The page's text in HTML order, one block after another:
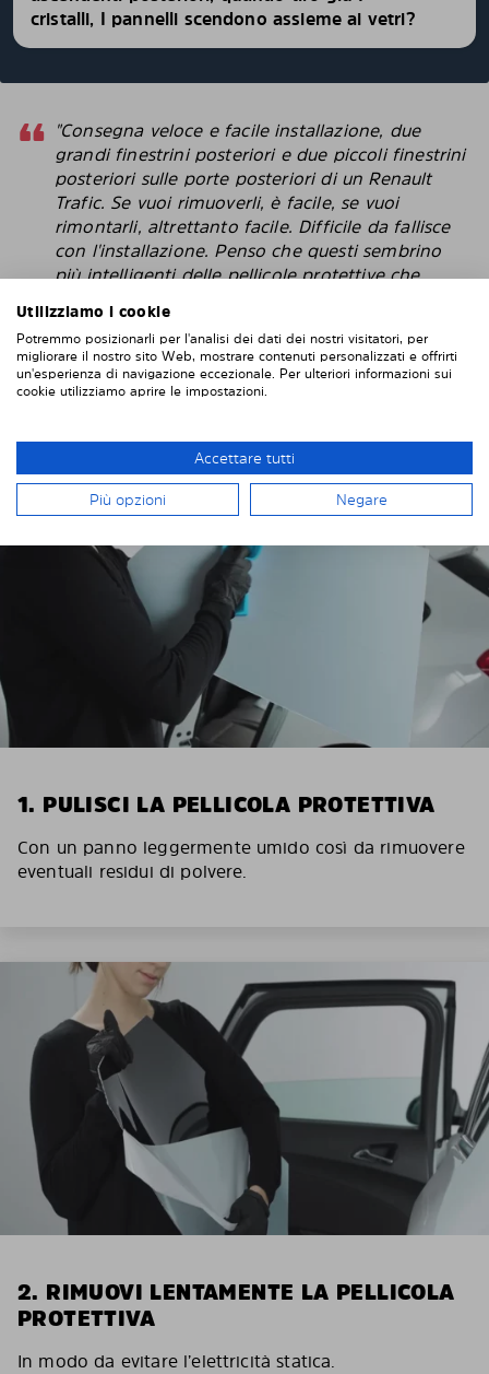
cristalli, I pannelli scendono assieme ai vetri?
"Consegna veloce e facile installazione, due
grandi finestrini posteriori e due piccoli finestrini
posteriori sulle porte posteriori di un Renault
Trafic. Se vuoi rimuoverli, è facile, se vuoi
rimontarli, altrettanto facile. Difficile da fallisce
con l'installazione. Penso che questi sembrino
più intelligenti delle pellicole protettive che
Robert
1. PULISCI LA PELLICOLA PROTETTIVA
Con un panno leggermente umido così da rimuovere
eventuali residui di polvere.
2. RIMUOVI LENTAMENTE LA PELLICOLA
PROTETTIVA
In modo da evitare l’elettricità statica.
Utilizziamo i cookie
Potremmo posizionarli per l'analisi dei dati dei nostri visitatori, per
migliorare il nostro sito Web, mostrare contenuti personalizzati e offrirti
un'esperienza di navigazione eccezionale. Per ulteriori informazioni sui
cookie utilizziamo aprire le impostazioni.
Accettare tutti
Più opzioni Negare